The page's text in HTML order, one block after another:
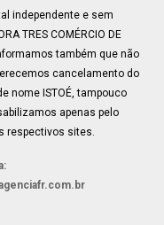
independente e sem
TRES COMÉRCIO DE
também que não
cancelamento do
nome ISTOÉ, tampouco
apenas pelo
respectivos sites.